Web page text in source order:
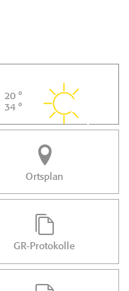
20 °
34 °
Ortsplan
GR-Protokolle